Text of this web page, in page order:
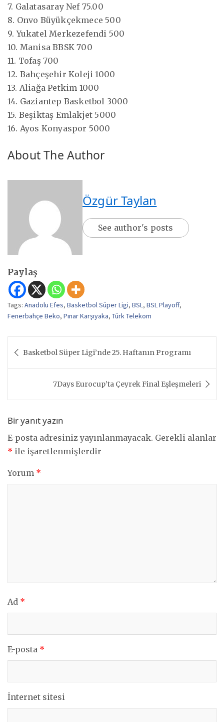
7. Galatasaray Nef 75.00
8. Onvo Büyükçekmece 500
9. Yukatel Merkezefendi 500
10. Manisa BBSK 700
11. Tofaş 700
12. Bahçeşehir Koleji 1000
13. Aliağa Petkim 1000
14. Gaziantep Basketbol 3000
15. Beşiktaş Emlakjet 5000
16. Ayos Konyaspor 5000
About The Author
Özgür Taylan
See author's posts
Paylaş
Tags: Anadolu Efes, Basketbol Süper Ligi, BSL, BSL Playoff,
Fenerbahçe Beko, Pınar Karşıyaka, Türk Telekom
gezinmesi
Basketbol Süper Ligi’nde 25. Haftanın Programı
7Days Eurocup’ta Çeyrek Final Eşleşmeleri
Bir yanıt yazın
E-posta adresiniz yayınlanmayacak. Gerekli alanlar
* ile işaretlenmişlerdir
Yorum *
Ad *
E-posta *
İnternet sitesi